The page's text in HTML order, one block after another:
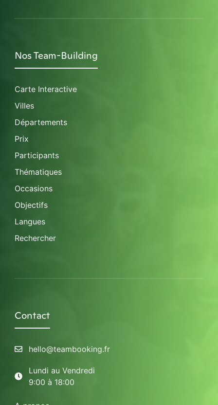
Nos Team-Building
Carte Interactive
Villes
Départements
Prix
Participants
Thématiques
Occasions
Objectifs
Langues
Rechercher
Contact
hello@teambooking.fr
Lundi au Vendredi
9:00 à 18:00